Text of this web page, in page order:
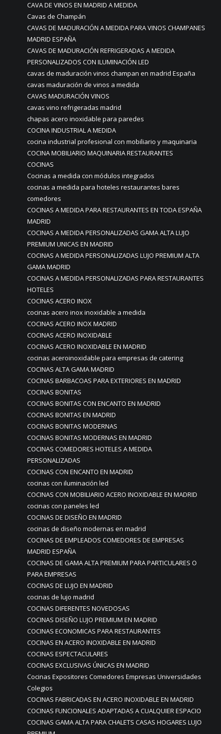
CAVA DE VINOS EN MADRID A MEDIDA
Cavas de Champán
CAVAS DE MADURACIÓN A MEDIDA PARA VINOS CHAMPANES
MADRID ESPAÑA
CAVAS DE MADURACIÓN REFRIGERADAS A MEDIDA
PERSONALIZADOS CON ILUMINACIÓN LED
cavas de maduración vinos champan en madrid España
cavas maduración de vinos a medida
CAVAS MADURACIÓN VINOS
cavas vino refrigeradas madrid
chapas acero inoxidable para paredes
COCINA INDUSTRIAL A MEDIDA
cocina industrial profesional con mobiliario y maquinaria
COCINA MOBILIARIO MAQUINARIA RESTAURANTES
COCINAS
Cocinas a medida con módulos integrados
cocinas a medida para hoteles restaurantes bares
comedores
COCINAS A MEDIDA PARA RESTAURANTES EN TODA ESPAÑA
MADRID
COCINAS A MEDIDA PERSONALIZADAS GAMA ALTA LUJO
PREMIUM UNICAS EN MADRID
COCINAS A MEDIDA PERSONALIZADAS LUJO PREMIUM ALTA
GAMA MADRID
COCINAS A MEDIDA PERSONALIZADAS PARA RESTAURANTES
HOTELES
COCINAS ACERO INOX
cocinas acero inox inoxidable a medida
COCINAS ACERO INOX MADRID
COCINAS ACERO INOXIDABLE
COCINAS ACERO INOXIDABLE EN MADRID
cocinas aceroinoxidable para empresas de catering
COCINAS ALTA GAMA MADRID
COCINAS BARBACOAS PARA EXTERIORES EN MADRID
COCINAS BONITAS
COCINAS BONITAS CON ENCANTO EN MADRID
COCINAS BONITAS EN MADRID
COCINAS BONITAS MODERNAS
COCINAS BONITAS MODERNAS EN MADRID
COCINAS COMEDORES HOTELES A MEDIDA
PERSONALIZADAS
COCINAS CON ENCANTO EN MADRID
cocinas con iluminación led
COCINAS CON MOBILIARIO ACERO INOXIDABLE EN MADRID
cocinas con paneles led
COCINAS DE DISEÑO EN MADRID
cocinas de diseño modernas en madrid
COCINAS DE EMPLEADOS COMEDORES DE EMPRESAS
MADRID ESPAÑA
COCINAS DE GAMA ALTA PREMIUM PARA PARTICULARES O
PARA EMPRESAS
COCINAS DE LUJO EN MADRID
cocinas de lujo madrid
COCINAS DIFERENTES NOVEDOSAS
COCINAS DISEÑO LUJO PREMIUM EN MADRID
COCINAS ECONOMICAS PARA RESTAURANTES
COCINAS EN ACERO INOXIDABLE EN MADRID
COCINAS ESPECTACULARES
COCINAS EXCLUSIVAS ÚNICAS EN MADRID
Cocinas Expositores Comedores Empresas Universidades
Colegios
COCINAS FABRICADAS EN ACERO INOXIDABLE EN MADRID
COCINAS FUNCIONALES ADAPTADAS A CUALQUIER ESPACIO
COCINAS GAMA ALTA PARA CHALETS CASAS HOGARES LUJO